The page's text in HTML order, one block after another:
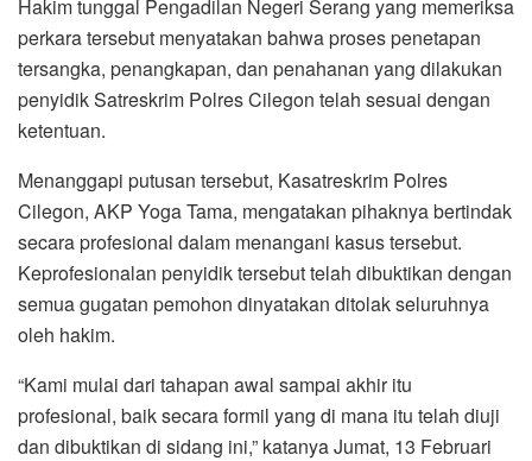
Hakim tunggal Pengadilan Negeri Serang yang memeriksa
perkara tersebut menyatakan bahwa proses penetapan
tersangka, penangkapan, dan penahanan yang dilakukan
penyidik Satreskrim Polres Cilegon telah sesuai dengan
ketentuan.
Menanggapi putusan tersebut, Kasatreskrim Polres
Cilegon, AKP Yoga Tama, mengatakan pihaknya bertindak
secara profesional dalam menangani kasus tersebut.
Keprofesionalan penyidik tersebut telah dibuktikan dengan
semua gugatan pemohon dinyatakan ditolak seluruhnya
oleh hakim.
“Kami mulai dari tahapan awal sampai akhir itu
profesional, baik secara formil yang di mana itu telah diuji
dan dibuktikan di sidang ini,” katanya Jumat, 13 Februari